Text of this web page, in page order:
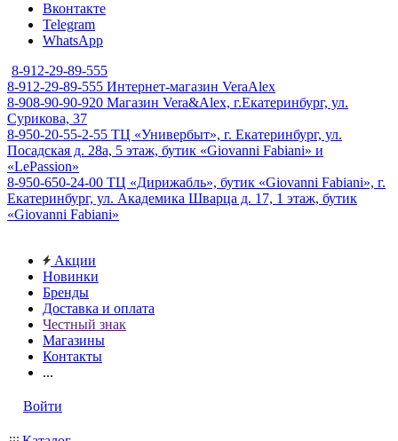
Вконтакте
Telegram
WhatsApp
8-912-29-89-555
8-912-29-89-555 Интернет-магазин VeraAlex
8-908-90-90-920 Магазин Vera&Alex, г.Екатеринбург, ул.
Сурикова, 37
8-950-20-55-2-55 ТЦ «Универбыт», г. Екатеринбург, ул.
Посадская д. 28а, 5 этаж, бутик «Giovanni Fabiani» и
«LePassion»
8-950-650-24-00 ТЦ «Дирижабль», бутик «Giovanni Fabiani», г.
Екатеринбург, ул. Академика Шварца д. 17, 1 этаж, бутик
«Giovanni Fabiani»
Акции
Новинки
Бренды
Доставка и оплата
Честный знак
Магазины
Контакты
...
Войти